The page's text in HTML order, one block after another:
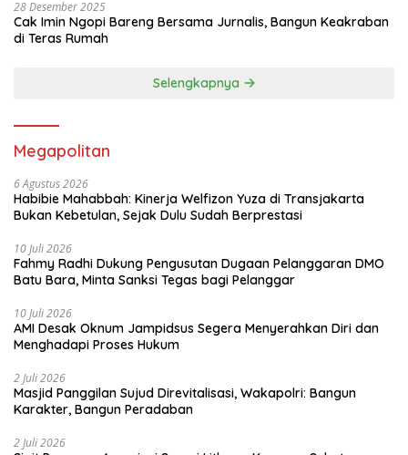
28 Desember 2025
Cak Imin Ngopi Bareng Bersama Jurnalis, Bangun Keakraban
di Teras Rumah
Selengkapnya
Megapolitan
6 Agustus 2026
Habibie Mahabbah: Kinerja Welfizon Yuza di Transjakarta
Bukan Kebetulan, Sejak Dulu Sudah Berprestasi
10 Juli 2026
Fahmy Radhi Dukung Pengusutan Dugaan Pelanggaran DMO
Batu Bara, Minta Sanksi Tegas bagi Pelanggar
10 Juli 2026
AMI Desak Oknum Jampidsus Segera Menyerahkan Diri dan
Menghadapi Proses Hukum
2 Juli 2026
Masjid Panggilan Sujud Direvitalisasi, Wakapolri: Bangun
Karakter, Bangun Peradaban
2 Juli 2026